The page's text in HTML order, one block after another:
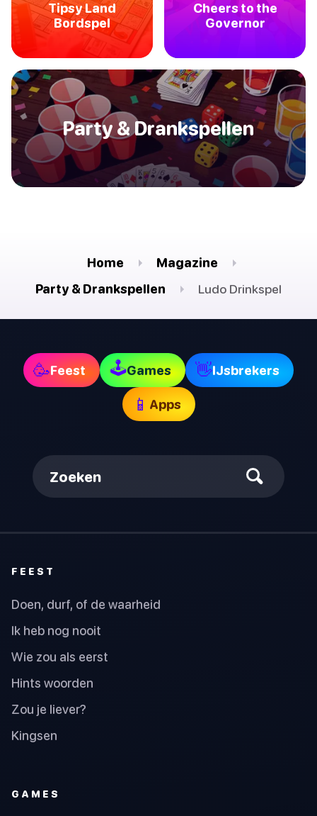
Tipsy Land
Bordspel
Cheers to the
Governor
Party & Drankspellen
Home
Magazine
Party & Drankspellen
Ludo Drinkspel
🥳Feest 🕹Games 👋IJsbrekers
📱 Apps
Zoeken
FEEST
Doen, durf, of de waarheid
Ik heb nog nooit
Wie zou als eerst
Hints woorden
Zou je liever?
Kingsen
GAMES